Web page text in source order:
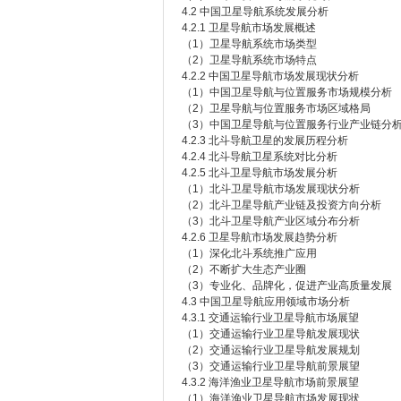
4.2 中国卫星导航系统发展分析
4.2.1 卫星导航市场发展概述
（1）卫星导航系统市场类型
（2）卫星导航系统市场特点
4.2.2 中国卫星导航市场发展现状分析
（1）中国卫星导航与位置服务市场规模分析
（2）卫星导航与位置服务市场区域格局
（3）中国卫星导航与位置服务行业产业链分
4.2.3 北斗导航卫星的发展历程分析
4.2.4 北斗导航卫星系统对比分析
4.2.5 北斗卫星导航市场发展分析
（1）北斗卫星导航市场发展现状分析
（2）北斗卫星导航产业链及投资方向分析
（3）北斗卫星导航产业区域分布分析
4.2.6 卫星导航市场发展趋势分析
（1）深化北斗系统推广应用
（2）不断扩大生态产业圈
（3）专业化、品牌化，促进产业高质量发展
4.3 中国卫星导航应用领域市场分析
4.3.1 交通运输行业卫星导航市场展望
（1）交通运输行业卫星导航发展现状
（2）交通运输行业卫星导航发展规划
（3）交通运输行业卫星导航前景展望
4.3.2 海洋渔业卫星导航市场前景展望
（1）海洋渔业卫星导航市场发展现状